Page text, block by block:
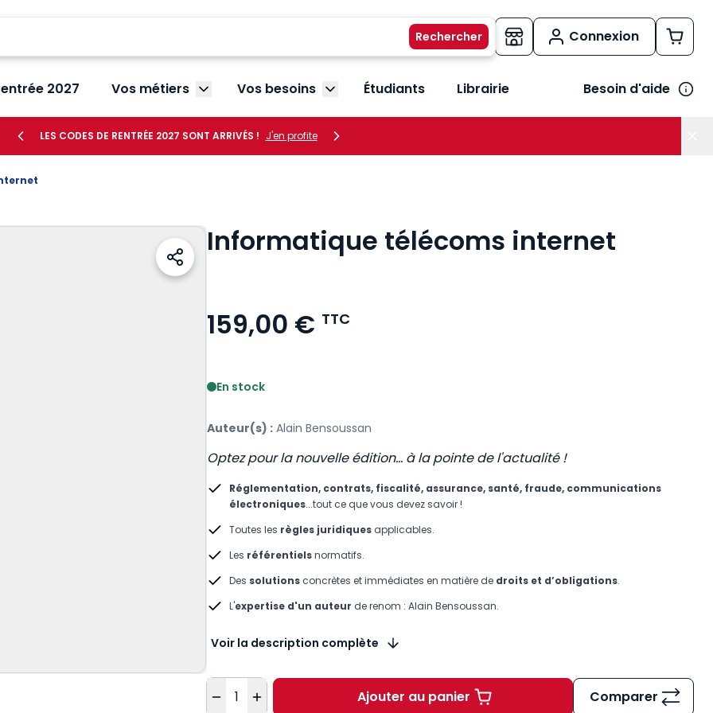
Connexion
2027 Vos métiers Afficher le sous-menu Vos métiers
Vos besoins Afficher le sous-menu Vos besoins
Étudiants Librairie Besoin d'aide
LES CODES DE RENTRÉE 2027 SONT ARRIVÉS ! J'en profite
Informatique télécoms internet
159,00 € TTC
En stock
Auteur(s) : Alain Bensoussan
Optez pour la nouvelle édition... à la pointe de l'actualité !
Réglementation, contrats, fiscalité, assurance, santé, fraude, communications
électroniques...tout ce que vous devez savoir !
Toutes les règles juridiques applicables.
Les référentielsnormatifs.
Des solutions concrètes et immédiates en matière de droits et d’obligations.
L'expertise d'un auteur de renom : Alain Bensoussan.
Voir la description complète
Quantité
Ajouter au panier Informatique télécoms internet à
Comparer